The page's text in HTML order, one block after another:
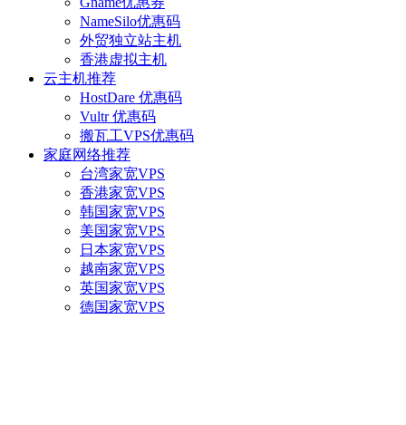
NameSilo优惠码
外贸独立站主机
香港虚拟主机
云主机推荐
HostDare 优惠码
Vultr 优惠码
搬瓦工VPS优惠码
家庭网络推荐
台湾家宽VPS
香港家宽VPS
韩国家宽VPS
美国家宽VPS
日本家宽VPS
越南家宽VPS
英国家宽VPS
德国家宽VPS